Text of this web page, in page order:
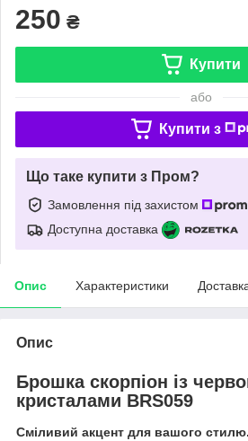
250 ₴
Купити
або
Купити з
Що таке купити з Пром?
Замовлення під захистом
Доступна доставка
Опис Характеристики
Опис
Брошка скорпіон із
кристалами BRS059
Сміливий акцент для вашого стилю.